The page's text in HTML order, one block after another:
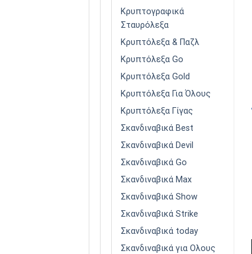
Κρυπτογραφικά
Σταυρόλεξα
Κρυπτόλεξα & Παζλ
Κρυπτόλεξα Go
Κρυπτόλεξα Gold
Κρυπτόλεξα Για Όλους
Κρυπτόλεξα Γίγας
Σκανδιναβικά Best
Σκανδιναβικά Devil
Σκανδιναβικά Go
Σκανδιναβικά Max
Σκανδιναβικά Show
Σκανδιναβικά Strike
Σκανδιναβικά today
Σκανδιναβικά για Ολους